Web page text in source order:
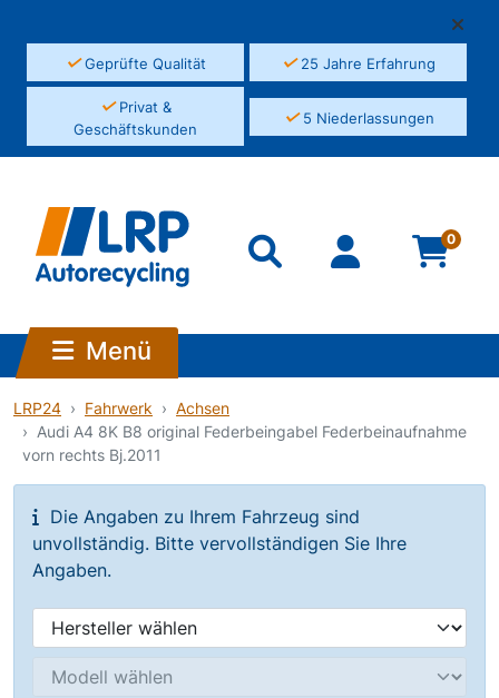
✓Geprüfte Qualität ✓25 Jahre Erfahrung
✓Privat &
Geschäftskunden
✓5 Niederlassungen
0
Menü
LRP24 Fahrwerk
Achsen
Audi A4 8K B8 original Federbeingabel Federbeinaufnahme
vorn rechts Bj.2011
Die Angaben zu Ihrem Fahrzeug sind
unvollständig. Bitte vervollständigen Sie Ihre
Angaben.